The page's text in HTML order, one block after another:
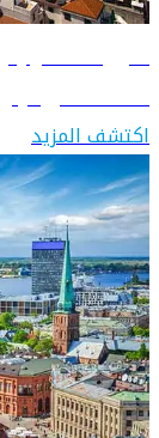
دليل السفر
اكتشف كرواتيا
اكتشف المزيد